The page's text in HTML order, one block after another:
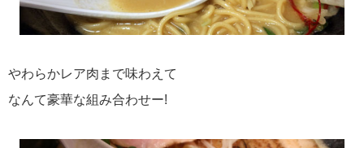
やわらかレア肉まで味わえて
なんて豪華な組み合わせー!